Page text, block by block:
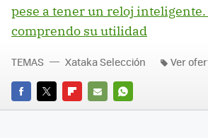
pese a tener un reloj inteligente.
comprendo su utilidad
FACEBOOK
TWITTERFLIPBOARD
E-
WHATSAPP
TEMAS Xataka Selección Ver